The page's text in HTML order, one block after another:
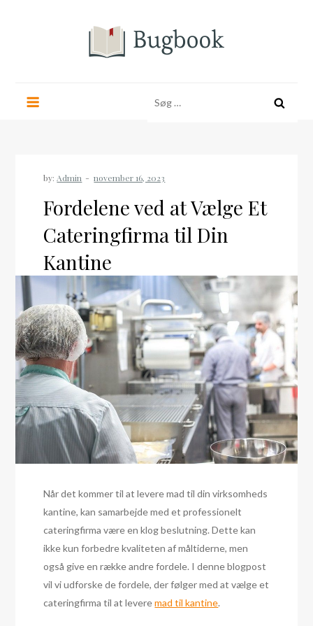
efter:
by: Admin
Fordelene ved at Vælge Et
Cateringfirma til Din
Kantine
Når det kommer til at levere mad til din virksomheds
kantine, kan samarbejde med et professionelt
cateringfirma være en klog beslutning. Dette kan
ikke kun forbedre kvaliteten af måltiderne, men
også give en række andre fordele. I denne blogpost
vil vi udforske de fordele, der følger med at vælge et
cateringfirma til at leveremad til kantine.